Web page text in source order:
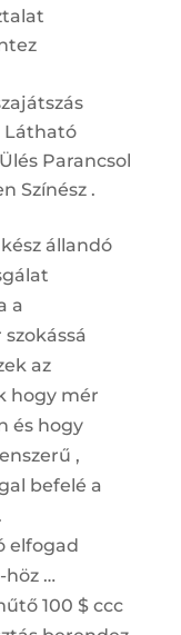
Látható
Parancsol
Színész .
állandó
a
az
hogy mér
és hogy
,
befelé a
elfogad
höz …
100 $ ccc